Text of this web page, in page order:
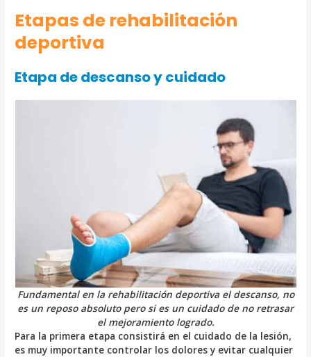
Etapas de rehabilitación
deportiva
Etapa de descanso y cuidado
Fundamental en la rehabilitación deportiva el descanso, no
es un reposo absoluto pero si es un cuidado de no retrasar
el mejoramiento logrado.
Para la primera etapa consistirá en el cuidado de la lesión,
es muy importante controlar los dolores y evitar cualquier